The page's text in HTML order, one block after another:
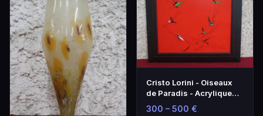
Cristo Lorini - Oiseaux
de Paradis - Acrylique
1957
300 – 500 €